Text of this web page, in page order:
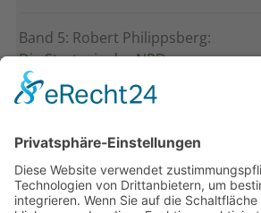
Band 5: Robert Philippsberg:
Die Strategie der NPD
Band 4: Uwe Wagschal (Hg.):
Band 3: Katharina Ober
Schwarz-grüne Koalitionen in